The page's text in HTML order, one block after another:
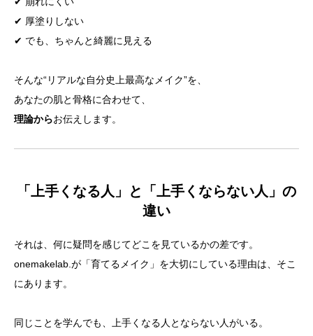
✔ 厚塗りしない
✔ でも、ちゃんと綺麗に見える
そんな“リアルな自分史上最高なメイク”を、
あなたの肌と骨格に合わせて、
理論からお伝えします。
「上手くなる人」と「上手くならない人」の
違い
それは、何に疑問を感じてどこを見ているかの差です。
onemakelab.が「育てるメイク」を大切にしている理由は、そこ
にあります。
同じことを学んでも、上手くなる人とならない人がいる。